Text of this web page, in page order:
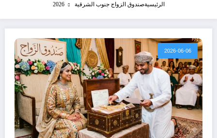
الرئيسيةصندوق الزواج جنوب الشرقية 2026
2026-06-06